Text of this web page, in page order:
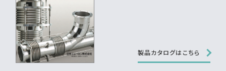
製品カタログはこちら